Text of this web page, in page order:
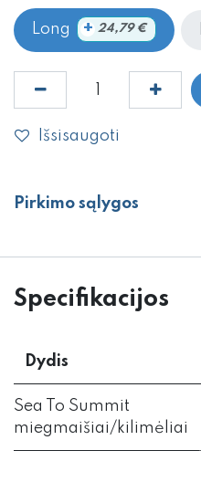
Long + 24,79€
Išsisaugoti
Pirkimo sąlygos
Specifikacijos
Dydis
Sea To Summit
miegmaišiai/kilimėliai